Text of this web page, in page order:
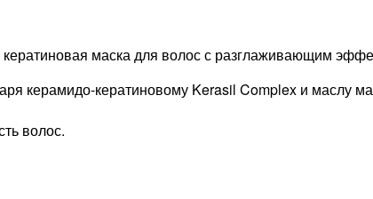
маска для волос с разглаживающим
керамидо-кератиновому Kerasil Complex и маслу
волос.